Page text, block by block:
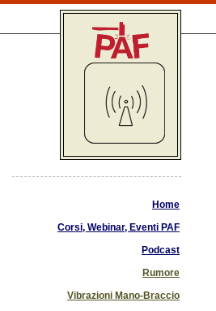
Home
Corsi, Webinar, Eventi PAF
Podcast
Rumore
Vibrazioni Mano-Braccio